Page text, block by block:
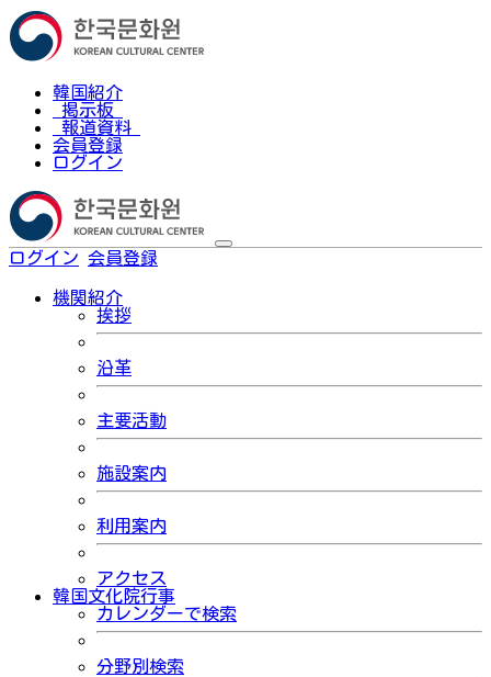
韓国紹介
掲示板
報道資料
会員登録
ログイン
ログイン 会員登録
機関紹介
挨拶
沿革
主要活動
施設案内
利用案内
アクセス
韓国文化院行事
カレンダーで検索
分野別検索